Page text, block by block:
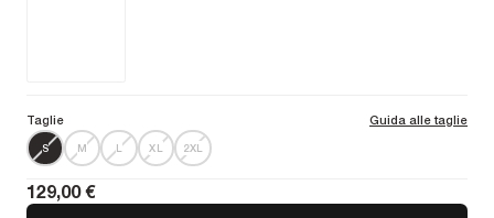
Taglie Guida alle taglie
S M L XL 2XL
129,00 €